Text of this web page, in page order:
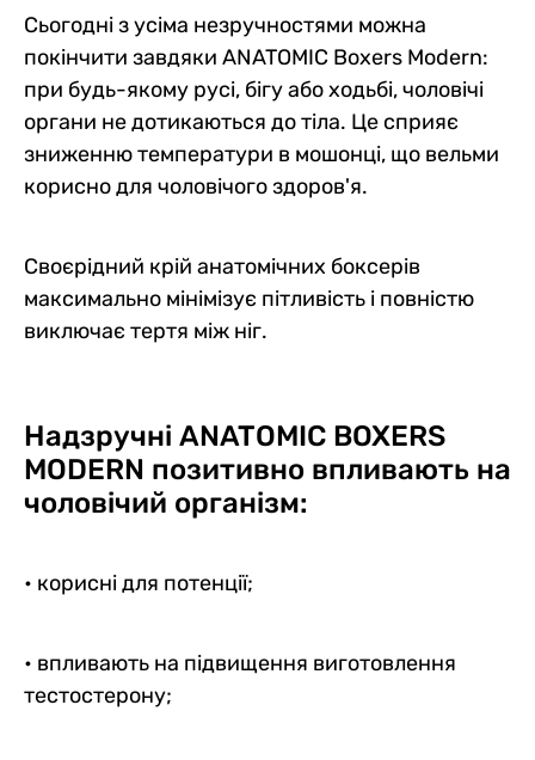
Сьогодні з усіма незручностями можна
покінчити завдяки ANATOMIC Boxers Modern:
при будь-якому русі, бігу або ходьбі, чоловічі
органи не дотикаються до тіла. Це сприяє
зниженню температури в мошонці, що вельми
корисно для чоловічого здоров'я.
Своєрідний крій анатомічних боксерів
максимально мінімізує пітливість і повністю
виключає тертя між ніг.
Надзручні ANATOMIC BOXERS
MODERN позитивно впливають на
чоловічий організм:
• корисні для потенції;
• впливають на підвищення виготовлення
тестостерону;